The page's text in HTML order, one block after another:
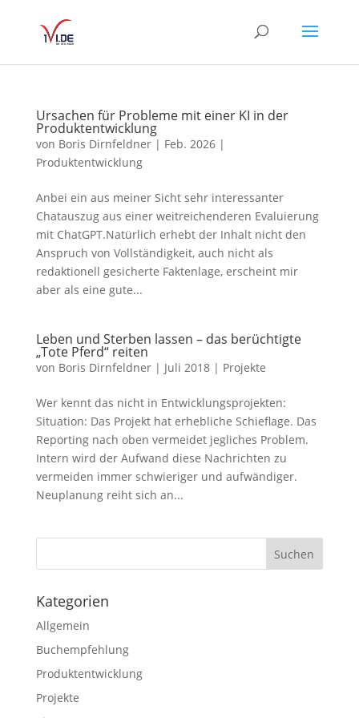
Ursachen für Probleme mit einer KI in der
Produktentwicklung
von Boris Dirnfeldner| Feb. 2026|
Produktentwicklung
Anbei ein aus meiner Sicht sehr interessanter
Chatauszug aus einer weitreichenderen Evaluierung
mit ChatGPT.Natürlich erhebt der Inhalt nicht den
Anspruch von Vollständigkeit, auch nicht als
redaktionell gesicherte Faktenlage, erscheint mir
aber als eine gute...
Leben und Sterben lassen – das berüchtigte
„Tote Pferd“ reiten
von Boris Dirnfeldner| Juli 2018| Projekte
Wer kennt das nicht in Entwicklungsprojekten:
Situation: Das Projekt hat erhebliche Schieflage. Das
Reporting nach oben vermeidet jegliches Problem.
Intern wird der Aufwand diese Nachrichten zu
vermeiden immer schwieriger und aufwändiger.
Neuplanung reiht sich an...
Kategorien
Allgemein
Buchempfehlung
Produktentwicklung
Projekte